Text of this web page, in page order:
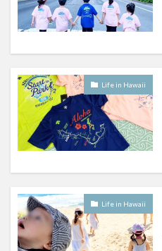
Life in Hawaii
Life in Hawaii